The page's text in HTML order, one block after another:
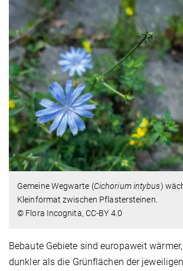
Gemeine Wegwarte (Cichorium intybus)
Kleinformat zwischen Pflastersteinen.
© Flora Incognita, CC-BY 4.0
Bebaute Gebiete sind europaweit
dunkler als die Grünflächen der